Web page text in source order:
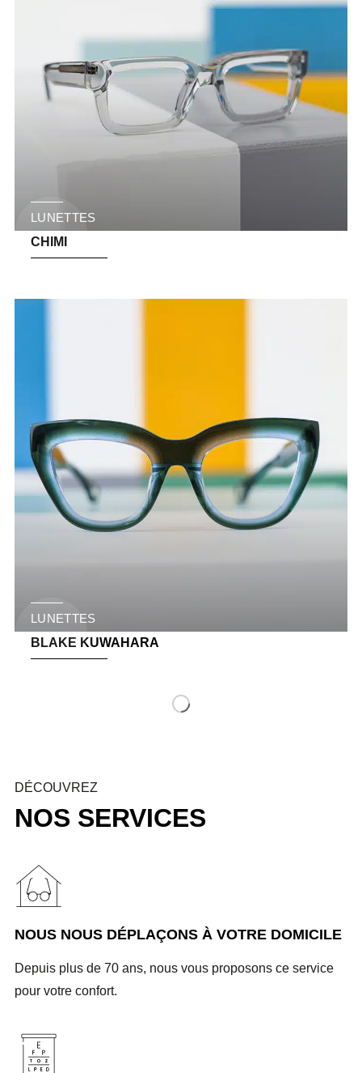
LUNETTES
CHIMI
LUNETTES
BLAKE KUWAHARA
NOS SERVICES
DÉCOUVREZ
NOUS NOUS DÉPLAÇONS À VOTRE DOMICILE
Depuis plus de 70 ans, nous vous proposons ce service
pour votre confort.